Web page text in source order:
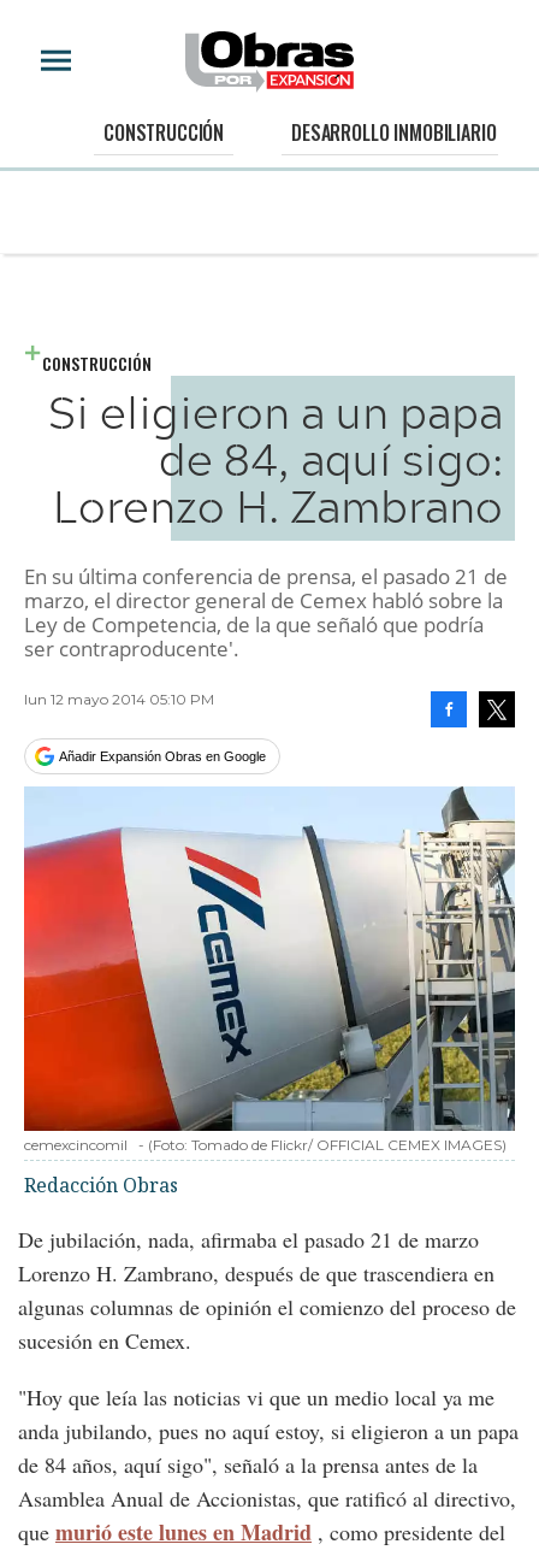
CONSTRUCCIÓN DESARROLLO INMOBILIARIO
CONSTRUCCIÓN
Si eligieron a un papa
de 84, aquí sigo:
Lorenzo H. Zambrano
En su última conferencia de prensa, el pasado 21 de
marzo, el director general de Cemex habló sobre la
Ley de Competencia, de la que señaló que podría
ser contraproducente'.
lun 12 mayo 2014 05:10 PM
Añadir Expansión Obras en Google
cemexcincomil - (Foto: Tomado de Flickr/ OFFICIAL CEMEX IMAGES)
Redacción Obras
De jubilación, nada, afirmaba el pasado 21 de marzo
Lorenzo H. Zambrano, después de que trascendiera en
algunas columnas de opinión el comienzo del proceso de
sucesión en Cemex.
"Hoy que leía las noticias vi que un medio local ya me
anda jubilando, pues no aquí estoy, si eligieron a un papa
de 84 años, aquí sigo", señaló a la prensa antes de la
Asamblea Anual de Accionistas, que ratificó al directivo,
que murió este lunes en Madrid , como presidente del